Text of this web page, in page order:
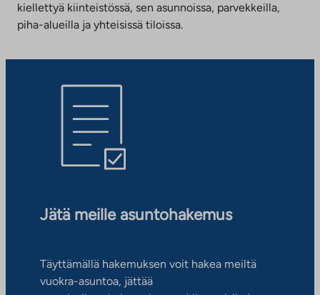
kiellettyä kiinteistössä, sen asunnoissa, parvekkeilla,
piha-alueilla ja yhteisissä tiloissa.
Jätä meille asuntohakemus
Täyttämällä hakemuksen voit hakea meiltä
vuokra-asuntoa, jättää